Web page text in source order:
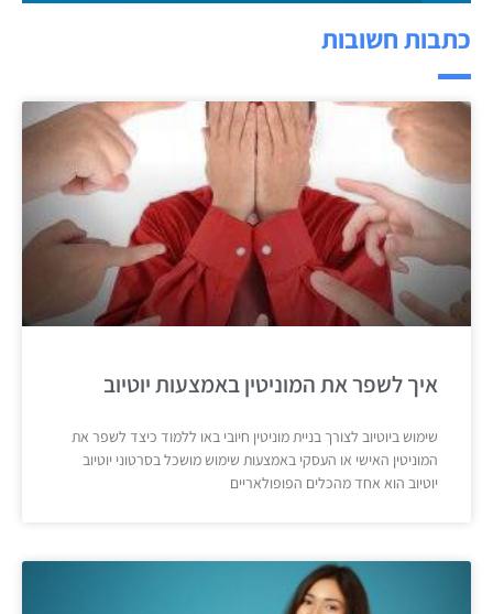
כתבות חשובות
איך לשפר את המוניטין באמצעות יוטיוב
שימוש ביוטיוב לצורך בניית מוניטין חיובי באו ללמוד כיצד לשפר את
המוניטין האישי או העסקי באמצעות שימוש מושכל בסרטוני יוטיוב
יוטיוב הוא אחד מהכלים הפופולאריים